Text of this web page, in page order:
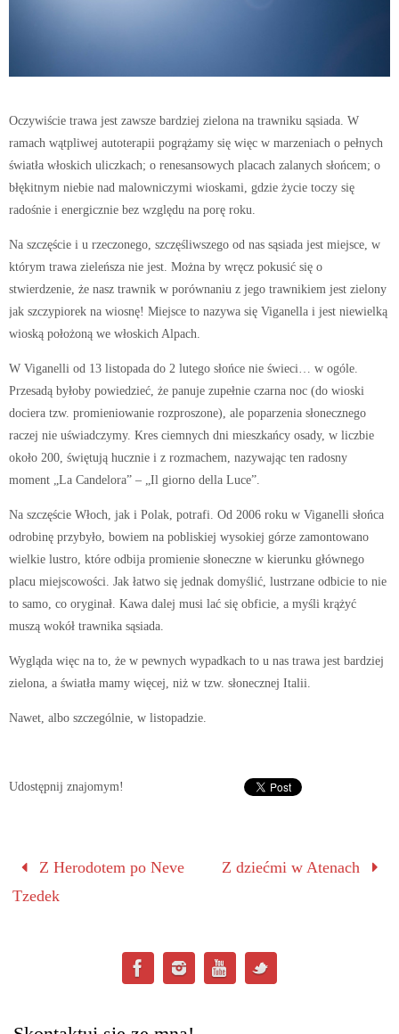
Oczywiście trawa jest zawsze bardziej zielona na trawniku sąsiada. W
ramach wątpliwej autoterapii pogrążamy się więc w marzeniach o pełnych
światła włoskich uliczkach; o renesansowych placach zalanych słońcem; o
błękitnym niebie nad malowniczymi wioskami, gdzie życie toczy się
radośnie i energicznie bez względu na porę roku.
Na szczęście i u rzeczonego, szczęśliwszego od nas sąsiada jest miejsce, w
którym trawa zieleńsza nie jest. Można by wręcz pokusić się o
stwierdzenie, że nasz trawnik w porównaniu z jego trawnikiem jest zielony
jak szczypiorek na wiosnę! Miejsce to nazywa się Viganella i jest niewielką
wioską położoną we włoskich Alpach.
W Viganelli od 13 listopada do 2 lutego słońce nie świeci… w ogóle.
Przesadą byłoby powiedzieć, że panuje zupełnie czarna noc (do wioski
dociera tzw. promieniowanie rozproszone), ale poparzenia słonecznego
raczej nie uświadczymy. Kres ciemnych dni mieszkańcy osady, w liczbie
około 200, świętują hucznie i z rozmachem, nazywając ten radosny
moment „La Candelora” – „Il giorno della Luce”.
Na szczęście Włoch, jak i Polak, potrafi. Od 2006 roku w Viganelli słońca
odrobinę przybyło, bowiem na pobliskiej wysokiej górze zamontowano
wielkie lustro, które odbija promienie słoneczne w kierunku głównego
placu miejscowości. Jak łatwo się jednak domyślić, lustrzane odbicie to nie
to samo, co oryginał. Kawa dalej musi lać się obficie, a myśli krążyć
muszą wokół trawnika sąsiada.
Wygląda więc na to, że w pewnych wypadkach to u nas trawa jest bardziej
zielona, a światła mamy więcej, niż w tzw. słonecznej Italii.
Nawet, albo szczególnie, w listopadzie.
Udostępnij znajomym!
Z Herodotem po Neve
Tzedek
Z dziećmi w Atenach